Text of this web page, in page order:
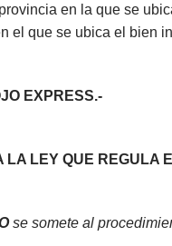
en la que se
el que se ubica el bien
EXPRESS.-
LA LEY QUE
se somete al